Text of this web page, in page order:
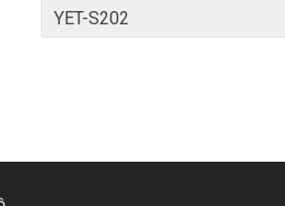
YET-S202